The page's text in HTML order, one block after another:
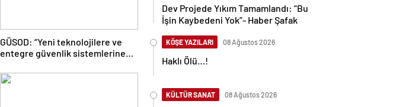
GÜSOD: “Yeni teknolojilere ve
entegre güvenlik sistemlerine
Dev Projede Yıkım Tamamlandı: “Bu
İşin Kaybedeni Yok”- Haber Şafak
KÖŞE YAZILARI 08 Ağustos 2026
Haklı Ölü…!
KÜLTÜR SANAT 08 Ağustos 2026